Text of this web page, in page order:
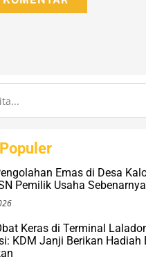
Emas di Desa
Pemilik Usaha Sebenarnya
Keras di Terminal
KDM Janji Berikan Hadiah